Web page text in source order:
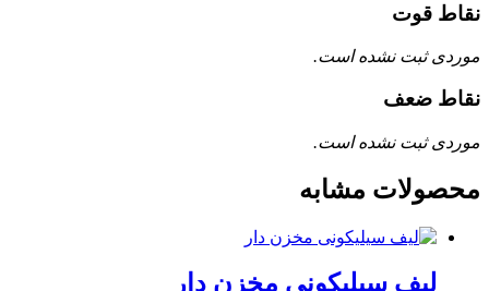
نقاط قوت
موردی ثبت نشده است.
نقاط ضعف
موردی ثبت نشده است.
محصولات مشابه
لیف سیلیکونی مخزن دار